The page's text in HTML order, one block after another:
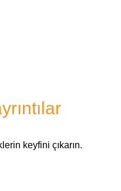
keyfini çıkarın.